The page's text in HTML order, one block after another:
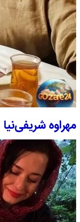
مهراوه شریفی‌نیا